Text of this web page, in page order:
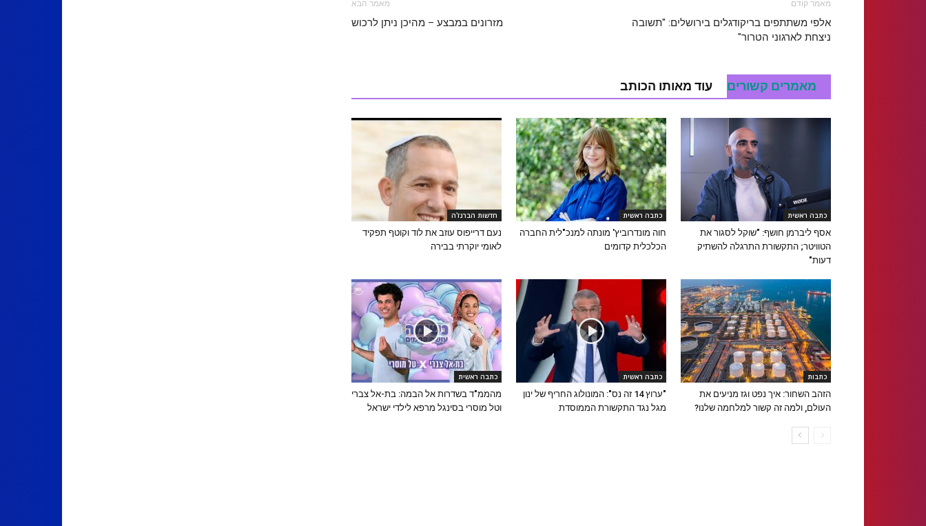
מאמר קודם
אלפי משתתפים בריקודגלים בירושלים: "תשובה
ניצחת לארגוני הטרור"
מאמר הבא
מזרונים במבצע – מהיכן ניתן לרכוש
מאמרים קשורים עוד מאותו הכותב
כתבה ראשית
אסף ליברמן חושף: "שוקל לסגור את
הטוויטר; התקשורת התרגלה להשתיק
דעות"
כתבה ראשית
חוה מונדרוביץ' מונתה למנכ"לית החברה
הכלכלית קדומים
חדשות הברנז'ה
נעם דרייפוס עוזב את לוד וקוטף תפקיד
לאומי יוקרתי בבירה
כתבות
הזהב השחור: איך נפט וגז מניעים את
העולם, ולמה זה קשור למלחמה שלנו?
כתבה ראשית
"ערוץ 14 זה נס": המונולוג החריף של ינון
מגל נגד התקשורת הממוסדת
כתבה ראשית
מהממ"ד בשדרות אל הבמה: בת-אל צברי
וטל מוסרי בסינגל מרפא לילדי ישראל